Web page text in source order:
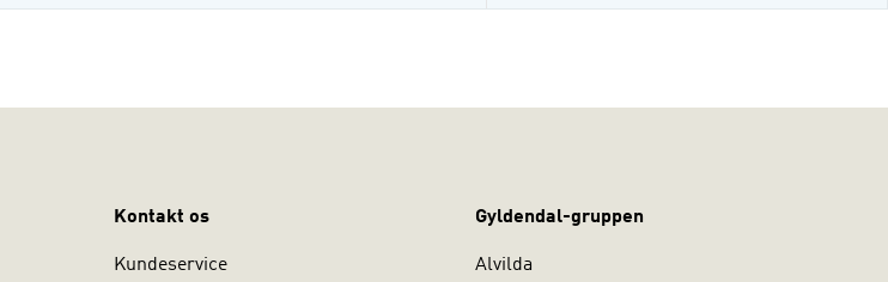
Kontakt os
Kundeservice
Gyldendal-gruppen
Alvilda